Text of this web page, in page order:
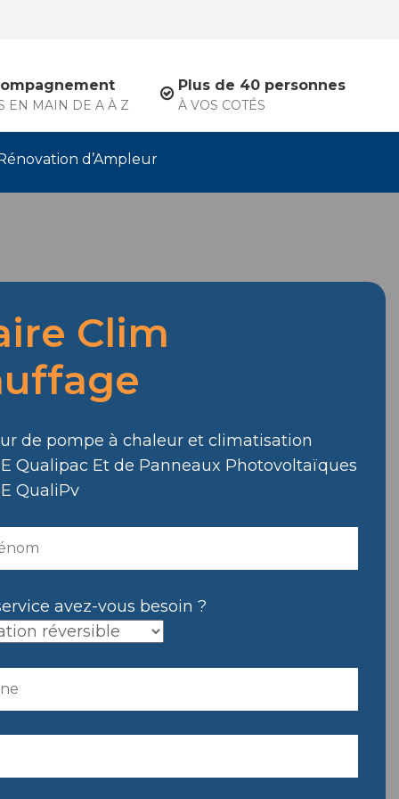
EN MAIN DE A À Z
Plus de 40 personnes
À VOS COTÉS
d’Ampleur
Clim
de pompe à chaleur et climatisation
Qualipac Et de Panneaux Photovoltaïques
QualiPv
avez-vous besoin ?